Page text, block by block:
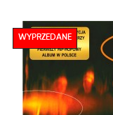
WYPRZEDANE